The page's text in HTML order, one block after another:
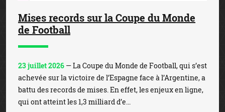
Mises records sur la Coupe du Monde
de Football
23 juillet 2026 — La Coupe du Monde de Football, qui s’est
achevée sur la victoire de l’Espagne face à l’Argentine, a
battu des records de mises. En effet, les enjeux en ligne,
qui ont atteint les 1,3 milliard d’e...